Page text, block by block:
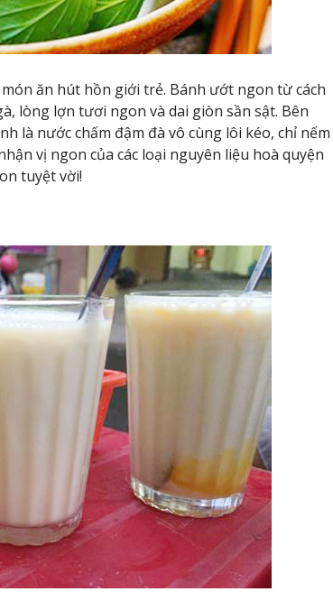
ăn hút hồn giới trẻ. Bánh ướt ngon từ cách
lòng lợn tươi ngon và dai giòn sần sật. Bên
là nước chấm đậm đà vô cùng lôi kéo, chỉ nếm
vị ngon của các loại nguyên liệu hoà quyện
tuyệt vời!